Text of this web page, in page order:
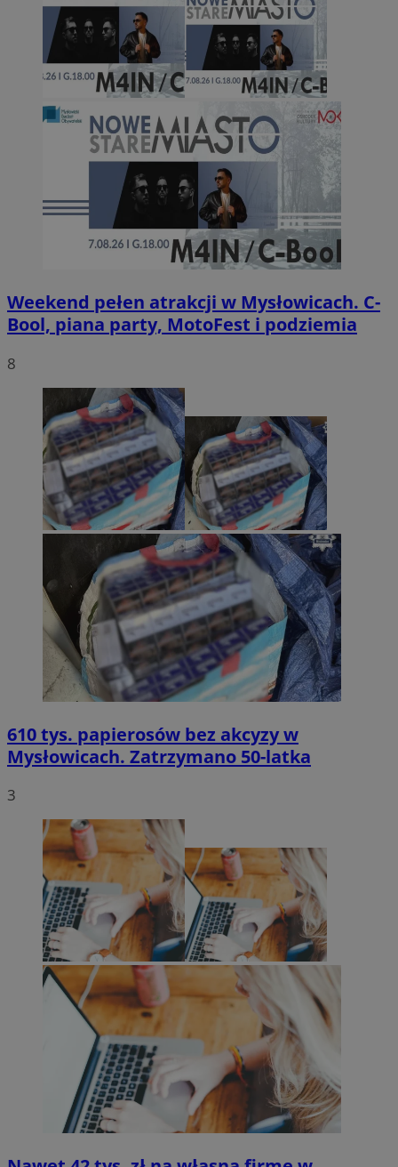
Weekend pełen atrakcji w Mysłowicach. C-
Bool, piana party, MotoFest i podziemia
8
610 tys. papierosów bez akcyzy w
Mysłowicach. Zatrzymano 50-latka
3